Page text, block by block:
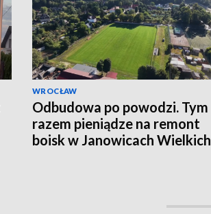
WROCŁAW
Odbudowa po powodzi. Tym
razem pieniądze na remont
boisk w Janowicach Wielkich